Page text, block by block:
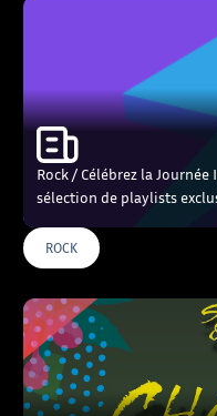
Rock / Célébrez la
sélection de playlists
ROCK